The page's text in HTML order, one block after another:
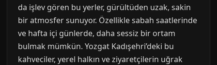
da işlev gören bu yerler, gürültüden uzak, sakin
bir atmosfer sunuyor. Özellikle sabah saatlerinde
ve hafta içi günlerde, daha sessiz bir ortam
bulmak mümkün. Yozgat Kadışehri’deki bu
kahveciler, yerel halkın ve ziyaretçilerin uğrak